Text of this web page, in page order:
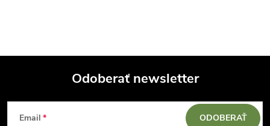
Z
Odoberať newsletter
Email ODOBERAŤ